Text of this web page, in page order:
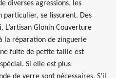
diverses agressions, les
particulier, se fissurent. Des
L’artisan Glonin Couverture
la réparation de zinguerie
fuite de petite taille est
Si elle est plus